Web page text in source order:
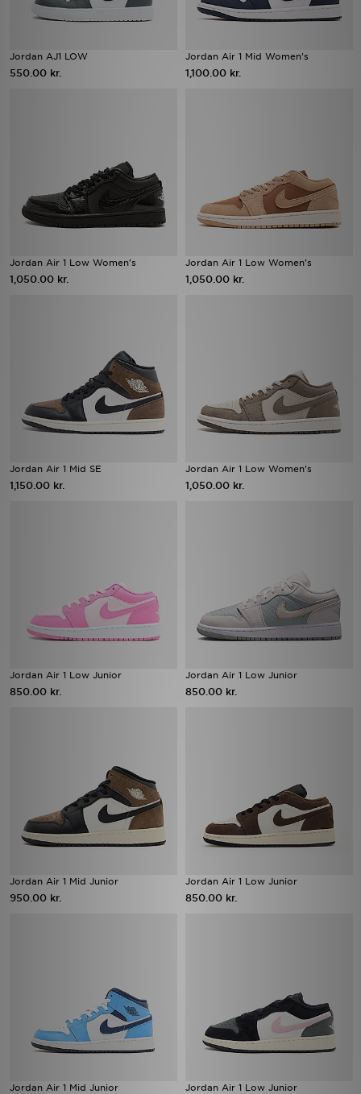
Jordan AJ1 LOW
550.00 kr.
Jordan Air 1 Mid Women's
1,100.00 kr.
Jordan Air 1 Low Women's
1,050.00 kr.
Jordan Air 1 Low Women's
1,050.00 kr.
Jordan Air 1 Mid SE
1,150.00 kr.
Jordan Air 1 Low Women's
1,050.00 kr.
Jordan Air 1 Low Junior
850.00 kr.
Jordan Air 1 Low Junior
850.00 kr.
Jordan Air 1 Mid Junior
950.00 kr.
Jordan Air 1 Low Junior
850.00 kr.
Jordan Air 1 Mid Junior Jordan Air 1 Low Junior